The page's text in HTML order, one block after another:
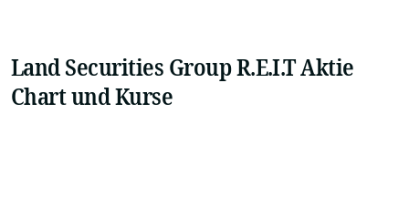
Land Securities Group R.E.I.T Aktie
Chart und Kurse